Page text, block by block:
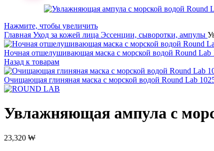
Нажмите, чтобы увеличить
Главная Уход за кожей лица Эссенции, сыворотки, ампулы
Ночная отшелушивающая маска с морской водой Round Lab
Назад к товарам
Очищающая глиняная маска с морской водой Round Lab
Увлажняющая ампула с
23,320 ₩